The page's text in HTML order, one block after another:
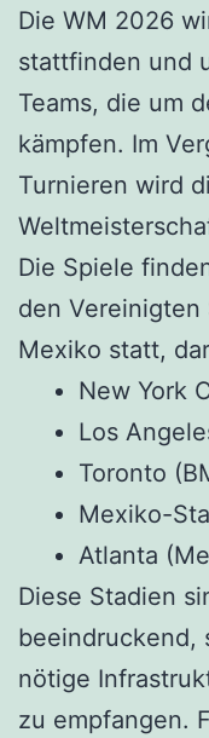
Die WM 2026
stattfinden und
Teams, die um
kämpfen. Im
Turnieren wird
Die Spiele
den Vereinigten
Mexiko statt,
New York
Los
Toronto
Mexiko-
Atlanta
Diese Stadien
beeindruckend,
nötige
zu empfangen.